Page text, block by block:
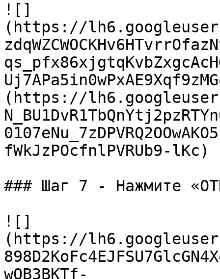
![]
(https://
(https://
fWkJzPOcfnlPVRUb9-lKc)
### Шаг 7 - Нажмите
![]
(https://
wQB3BKTf-